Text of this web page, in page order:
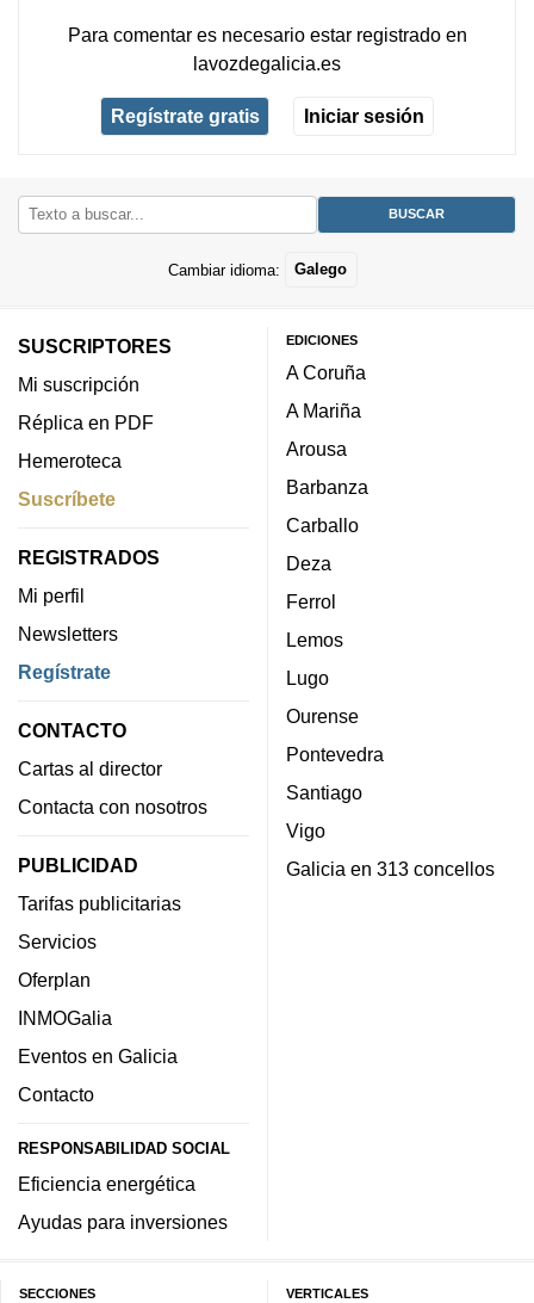
Para comentar es necesario estar registradoen
lavozdegalicia.es
Regístrate gratis Iniciar sesión
Cambiar idioma: Galego
SUSCRIPTORES
Mi suscripción
Réplica en PDF
Hemeroteca
Suscríbete
REGISTRADOS
Mi perfil
Newsletters
Regístrate
CONTACTO
Cartas al director
Contacta con nosotros
PUBLICIDAD
Tarifas publicitarias
Servicios
Oferplan
INMOGalia
Eventos en Galicia
Contacto
RESPONSABILIDAD SOCIAL
Eficiencia energética
Ayudas para inversiones
EDICIONES
A Coruña
A Mariña
Arousa
Barbanza
Carballo
Deza
Ferrol
Lemos
Lugo
Ourense
Pontevedra
Santiago
Vigo
Galicia en 313 concellos
SECCIONES VERTICALES